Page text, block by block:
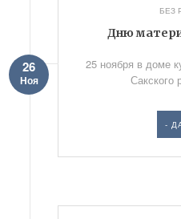
БЕЗ
Дню
26
Ноя
25 ноября в доме
Сакского
-